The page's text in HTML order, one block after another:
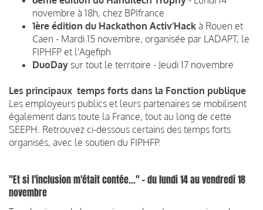
novembre à 18h, chez BPIfrance
1ère édition du Hackathon Activ'Hack à Rouen et
Caen - Mardi 15 novembre, organisée par LADAPT, le
FIPHFP et l'Agefiph
DuoDay sur tout le territoire - Jeudi 17 novembre
Les principaux temps forts dans la Fonction publique
Les employeurs publics et leurs partenaires se mobilisent
également dans toute la France, tout au long de cette
SEEPH. Retrouvez ci-dessous certains des temps forts
organisés, avec le soutien du FIPHFP.
"Et si l'inclusion m'était contée..." - du lundi 14 au vendredi 18
novembre